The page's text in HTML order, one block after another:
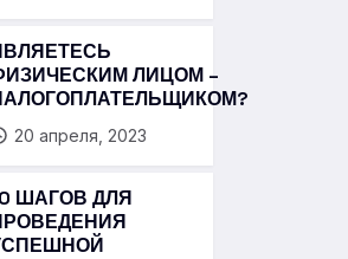
ЛИЦОМ –
20 апреля, 2023
ШАГОВ ДЛЯ